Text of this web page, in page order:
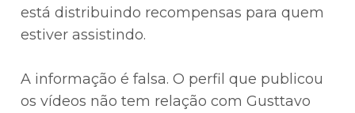
está distribuindo recompensas para quem
estiver assistindo.⠀
A informação é falsa. O perfil que publicou
os vídeos não tem relação com Gusttavo